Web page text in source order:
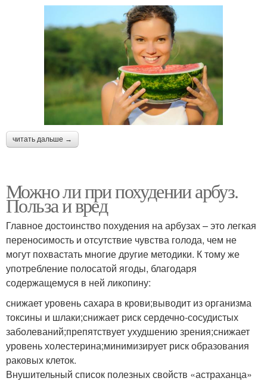
читать дальше →
Можно ли при похудении арбуз.
Польза и вред
Главное достоинство похудения на арбузах – это легкая
переносимость и отсутствие чувства голода, чем не
могут похвастать многие другие методики. К тому же
употребление полосатой ягоды, благодаря
содержащемуся в ней ликопину:
снижает уровень сахара в крови;выводит из организма
токсины и шлаки;снижает риск сердечно-сосудистых
заболеваний;препятствует ухудшению зрения;снижает
уровень холестерина;минимизирует риск образования
раковых клеток.
Внушительный список полезных свойств «астраханца»